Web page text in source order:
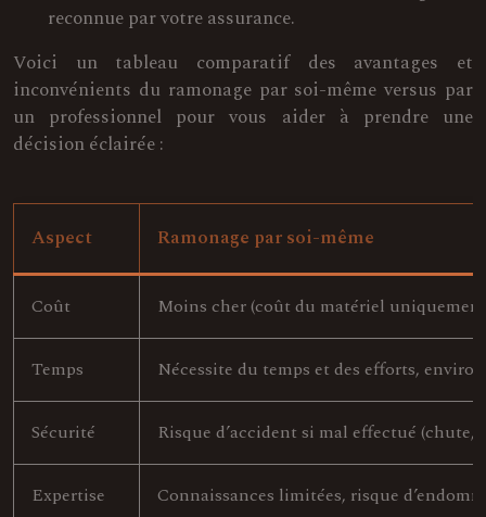
reconnue par votre assurance.
Voici un tableau comparatif des avantages et
inconvénients du ramonage par soi-même versus par
un professionnel pour vous aider à prendre une
décision éclairée :
Aspect Ramonage par soi-même
Coût Moins cher (coût du matériel
Temps Nécessite du temps et des efforts,
Sécurité Risque d’accident si mal effectué
Expertise Connaissances limitées, risque